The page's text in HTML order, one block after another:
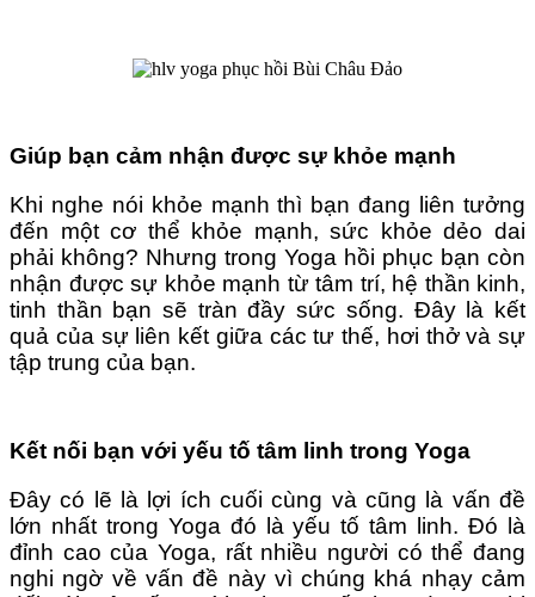
Giúp bạn cảm nhận được sự khỏe mạnh
Khi nghe nói khỏe mạnh thì bạn đang liên tưởng
đến một cơ thể khỏe mạnh, sức khỏe dẻo dai
phải không? Nhưng trong Yoga hồi phục bạn còn
nhận được sự khỏe mạnh từ tâm trí, hệ thần kinh,
tinh thần bạn sẽ tràn đầy sức sống. Đây là kết
quả của sự liên kết giữa các tư thế, hơi thở và sự
tập trung của bạn.
Kết nối bạn với yếu tố tâm linh trong Yoga
Đây có lẽ là lợi ích cuối cùng và cũng là vấn đề
lớn nhất trong Yoga đó là yếu tố tâm linh. Đó là
đỉnh cao của Yoga, rất nhiều người có thể đang
nghi ngờ về vấn đề này vì chúng khá nhạy cảm